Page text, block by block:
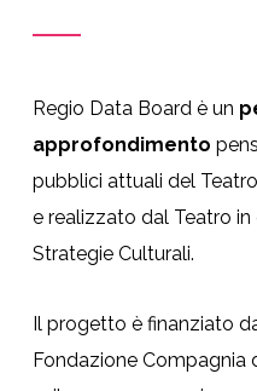
Regio Data Board è un
approfondimento
pubblici attuali del
e realizzato dal Teatro
Strategie Culturali.
Il progetto è finanziato
Fondazione Compagnia